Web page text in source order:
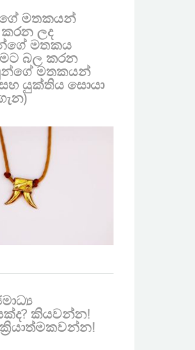
මතකයන්
ලද
මතකය
බල කරන
මතකයන්
යුක්තිය සොයා
කියවන්න!